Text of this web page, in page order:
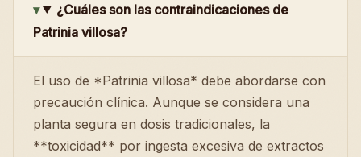
¿Cuáles son las contraindicaciones de
Patrinia villosa?
El uso de *Patrinia villosa* debe abordarse con
precaución clínica. Aunque se considera una
planta segura en dosis tradicionales, la
**toxicidad** por ingesta excesiva de extractos